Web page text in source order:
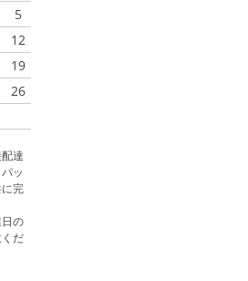
5
12
19
26
達
ッ
完
の
だ